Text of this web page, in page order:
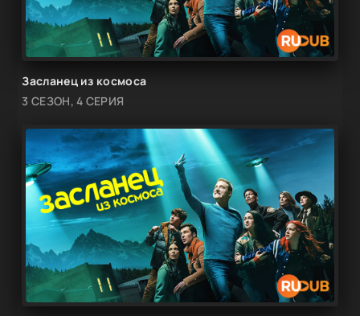
Засланец из космоса
3 СЕЗОН, 4 СЕРИЯ